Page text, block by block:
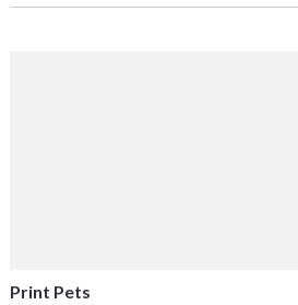
Print Pets